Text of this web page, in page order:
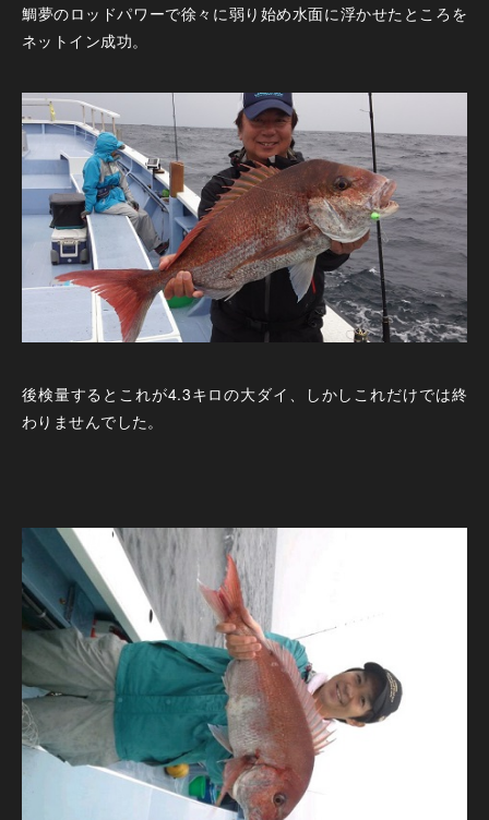
鯛夢のロッドパワーで徐々に弱り始め水面に浮かせたところを
ネットイン成功。
後検量するとこれが4.3キロの大ダイ、しかしこれだけでは終
わりませんでした。